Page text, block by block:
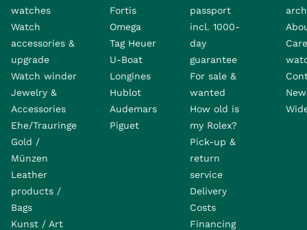
watches
Watch
accessories &
upgrade
Watch winder
Jewelry &
Accessories
Ehe/Trauringe
Gold /
Münzen
Leather
products /
Bags
Kunst / Art
Fortis
Omega
Tag Heuer
U-Boat
Longines
Hublot
Audemars
Piguet
passport
incl. 1000-
day
guarantee
For sale &
wanted
How old is
my Rolex?
Pick-up &
return
service
Delivery
Costs
Financing